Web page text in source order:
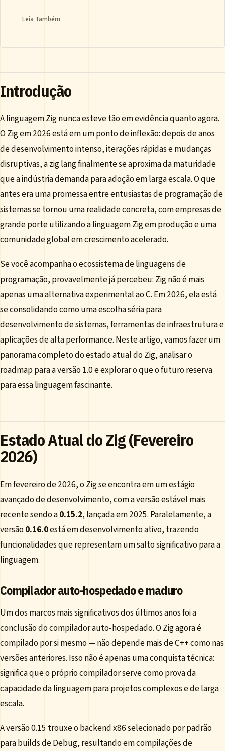
Leia Também
Introdução
A linguagem Zig nunca esteve tão em evidência quanto agora.
O Zig em 2026 está em um ponto de inflexão: depois de anos
de desenvolvimento intenso, iterações rápidas e mudanças
disruptivas, a zig lang finalmente se aproxima da maturidade
que a indústria demanda para adoção em larga escala. O que
antes era uma promessa entre entusiastas de programação de
sistemas se tornou uma realidade concreta, com empresas de
grande porte utilizando a linguagem Zig em produção e uma
comunidade global em crescimento acelerado.
Se você acompanha o ecossistema de linguagens de
programação, provavelmente já percebeu: Zig não é mais
apenas uma alternativa experimental ao C. Em 2026, ela está
se consolidando como uma escolha séria para
desenvolvimento de sistemas, ferramentas de infraestrutura e
aplicações de alta performance. Neste artigo, vamos fazer um
panorama completo do estado atual do Zig, analisar o
roadmap para a versão 1.0 e explorar o que o futuro reserva
para essa linguagem fascinante.
Estado Atual do Zig (Fevereiro
2026)
Em fevereiro de 2026, o Zig se encontra em um estágio
avançado de desenvolvimento, com a versão estável mais
recente sendo a0.15.2, lançada em 2025. Paralelamente, a
versão0.16.0está em desenvolvimento ativo, trazendo
funcionalidades que representam um salto significativo para a
linguagem.
Compilador auto-hospedado e maduro
Um dos marcos mais significativos dos últimos anos foi a
conclusão do compilador auto-hospedado. O Zig agora é
compilado por si mesmo — não depende mais de C++ como nas
versões anteriores. Isso não é apenas uma conquista técnica:
significa que o próprio compilador serve como prova da
capacidade da linguagem para projetos complexos e de larga
escala.
A versão 0.15 trouxe o backend x86 selecionado por padrão
para builds de Debug, resultando em compilações de